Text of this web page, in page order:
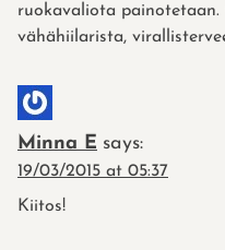
ruokavaliota painotetaan.
vähähiilarista,
Minna E says:
19/03/2015 at 05:37
Kiitos!